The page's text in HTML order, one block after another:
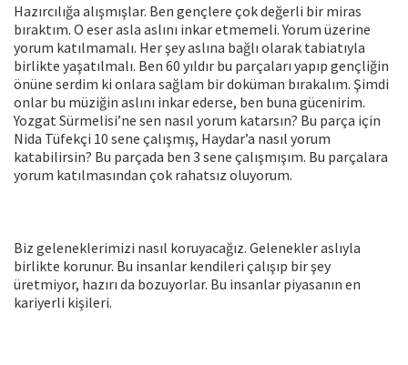
Hazırcılığa alışmışlar. Ben gençlere çok değerli bir miras
bıraktım. O eser asla aslını inkar etmemeli. Yorum üzerine
yorum katılmamalı. Her şey aslına bağlı olarak tabiatıyla
birlikte yaşatılmalı. Ben 60 yıldır bu parçaları yapıp gençliğin
önüne serdim ki onlara sağlam bir doküman bırakalım. Şimdi
onlar bu müziğin aslını inkar ederse, ben buna gücenirim.
Yozgat Sürmelisi’ne sen nasıl yorum katarsın? Bu parça için
Nida Tüfekçi 10 sene çalışmış, Haydar’a nasıl yorum
katabilirsin? Bu parçada ben 3 sene çalışmışım. Bu parçalara
yorum katılmasından çok rahatsız oluyorum.
Biz geleneklerimizi nasıl koruyacağız. Gelenekler aslıyla
birlikte korunur. Bu insanlar kendileri çalışıp bir şey
üretmiyor, hazırı da bozuyorlar. Bu insanlar piyasanın en
kariyerli kişileri.